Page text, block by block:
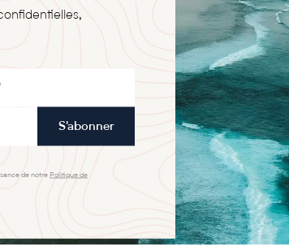
S'abonner
de notre Politique de